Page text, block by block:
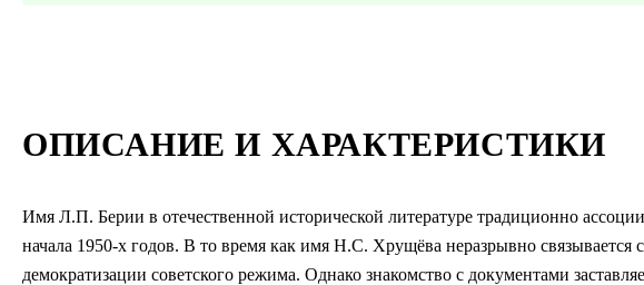
ОПИСАНИЕ И ХАРАКТЕРИСТИКИ
Имя Л.П. Берии в отечественной исторической литературе традиционно
начала 1950-х годов. В то время как имя Н.С. Хрущёва неразрывно
демократизации советского режима. Однако знакомство с документами